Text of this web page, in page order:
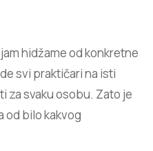
hidžame od konkretne
svi praktičari na isti
za svaku osobu. Zato je
od bilo kakvog